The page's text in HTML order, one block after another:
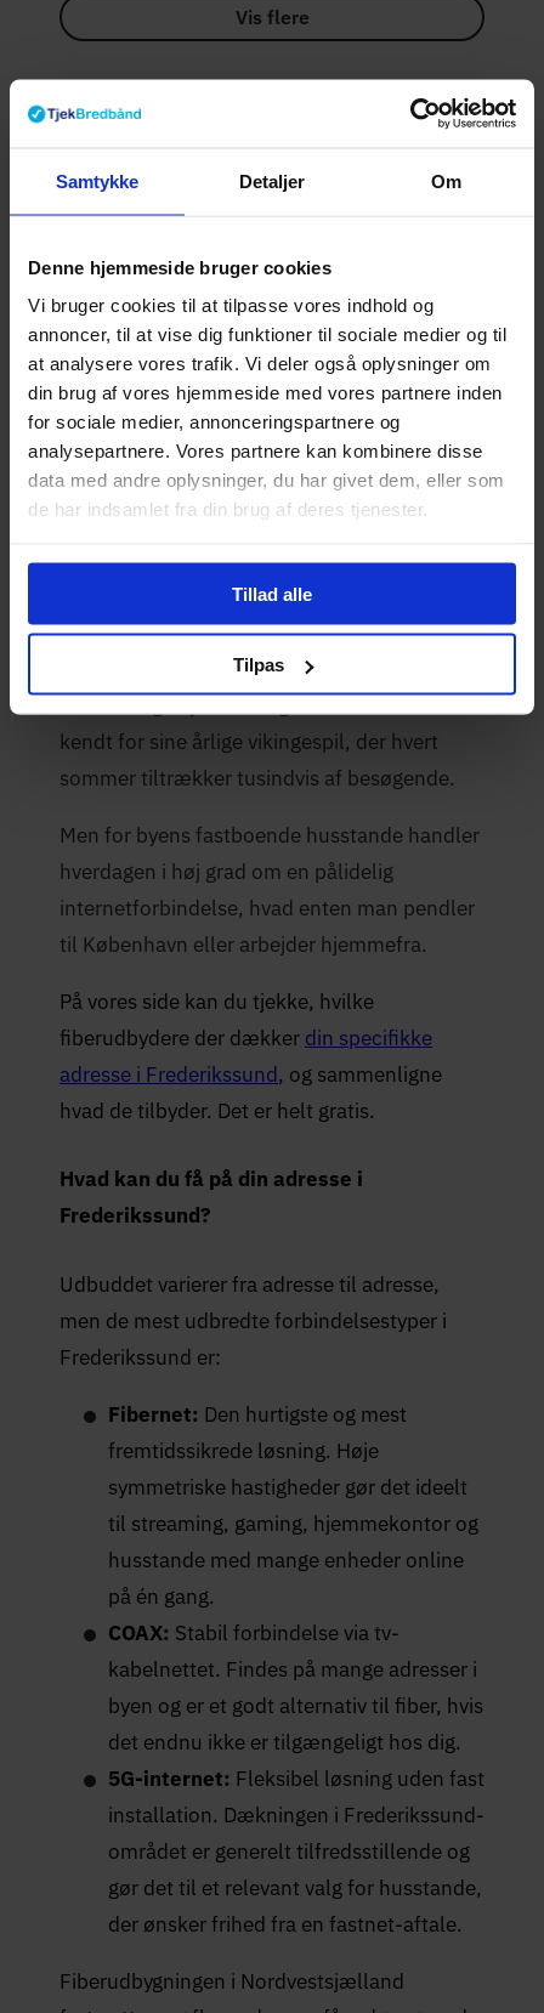
Samtykke Detaljer Om
Denne hjemmeside bruger cookies
Vi bruger cookies til at tilpasse vores indhold og
annoncer, til at vise dig funktioner til sociale medier og til
at analysere vores trafik. Vi deler også oplysninger om
din brug af vores hjemmeside med vores partnere inden
for sociale medier, annonceringspartnere og
analysepartnere. Vores partnere kan kombinere disse
data med andre oplysninger, du har givet dem, eller som
de har indsamlet fra din brug af deres tjenester.
Tillad alle
Tilpas
Vis flere
Derfor kan du trygt
overblik over dine internet muligheder. Vi
rangerer de forskellige internet pakker
priser og vores kommission. Vi bliver
kompenseret for at sende kunder til
vores samarbejdspartnere.Læs mere
her
Skrevet af
Mikkel Winther
Opdateret:
28-05-2026
Fibernet i Frederikssund
Frederikssund ligger ved Roskilde Fjord i det
kendt for sine årlige vikingespil, der hvert
sommer tiltrækker tusindvis af besøgende.
Men for byens fastboende husstande handler
hverdagen i høj grad om en pålidelig
internetforbindelse, hvad enten man pendler
til København eller arbejder hjemmefra.
På vores side kan du tjekke, hvilke
fiberudbydere der dækker din specifikke
adresse i Frederikssund, og sammenligne
hvad de tilbyder. Det er helt gratis.
Hvad kan du få på din adresse i
Frederikssund?
Udbuddet varierer fra adresse til adresse,
men de mest udbredte forbindelsestyper i
Frederikssund er:
Fibernet: Den hurtigste og mest
fremtidssikrede løsning. Høje
symmetriske hastigheder gør det ideelt
til streaming, gaming, hjemmekontor og
husstande med mange enheder online
på én gang.
COAX: Stabil forbindelse via tv-
kabelnettet. Findes på mange adresser i
byen og er et godt alternativ til fiber, hvis
det endnu ikke er tilgængeligt hos dig.
5G-internet: Fleksibel løsning uden fast
installation. Dækningen i Frederikssund-
området er generelt tilfredsstillende og
gør det til et relevant valg for husstande,
der ønsker frihed fra en fastnet-aftale.
Fiberudbygningen i Nordvestsjælland